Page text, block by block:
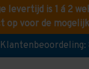
levertijd is 1 á 2
op voor de
Klantenbeoordeling: